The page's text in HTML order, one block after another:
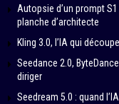
Autopsie d’un prompt
planche d’architecte
Kling 3.0, l’IA qui
Seedance 2.0,
diriger
Seedream 5.0 : quand